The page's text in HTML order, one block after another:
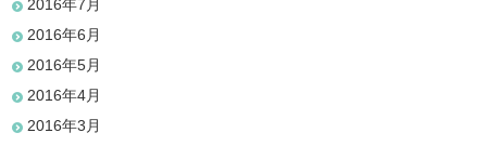
2016年7月
2016年6月
2016年5月
2016年4月
2016年3月